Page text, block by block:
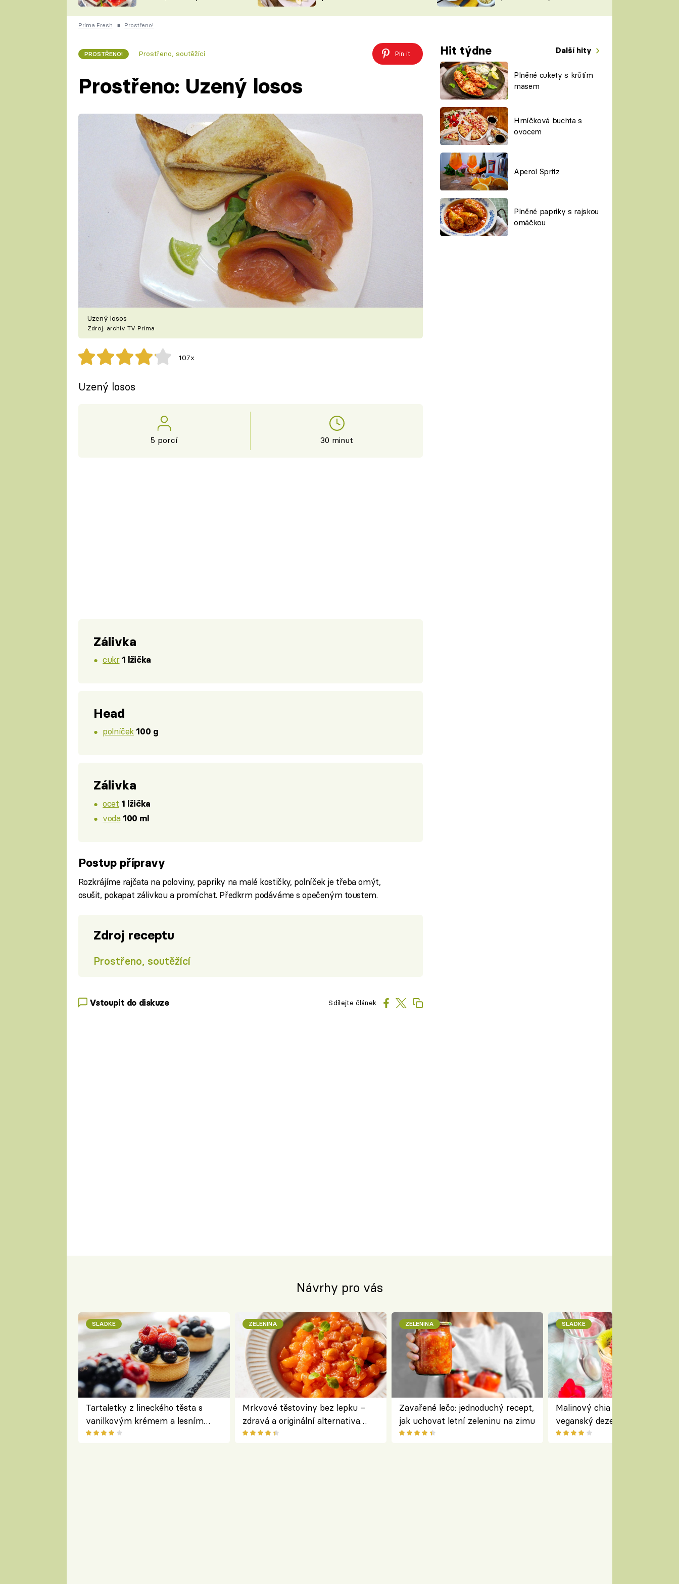
ČESKO NA TALÍŘI
KUCHAŘKA
VYCHYTÁVKY
ŠÉFREDAKTORKY
ČASOPIS
Prima Fresh ■ Prostřeno!
PROSTŘENO! Prostřeno, soutěžící Pin it Hit týdne Další hity
Plněné cukety s krůtím
masem
Hrníčková buchta s
ovocem
Aperol Spritz
Plněné papriky s rajskou
omáčkou
Prostřeno: Uzený losos
Uzený losos
Zdroj: archiv TV Prima
107x
Uzený losos
5 porcí 30 minut
Zálivka
cukr 1 lžička
Head
polníček 100 g
Zálivka
ocet 1 lžička
voda 100 ml
Postup přípravy
Rozkrájíme rajčata na poloviny, papriky na malé kostičky, polníček je třeba omýt,
osušit, pokapat zálivkou a promíchat. Předkrm podáváme s opečeným toustem.
Zdroj receptu
Prostřeno, soutěžící
Vstoupit do diskuze Sdílejte článek
Návrhy pro vás
SLADKÉ
Tartaletky z lineckého těsta s
vanilkovým krémem a lesním
ovocem podle Bread Society
ZELENINA
Mrkvové těstoviny bez lepku –
zdravá a originální alternativa
klasiky
ZELENINA
Zavařené lečo: jednoduchý recept,
jak uchovat letní zeleninu na zimu
SLADKÉ
Malinový chia pudink s
veganský dezert plný ovoce a
ořechů